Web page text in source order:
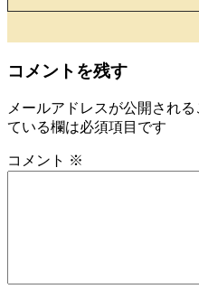
コメントを残す
メールアドレスが公開される
ている欄は必須項目です
コメント ※